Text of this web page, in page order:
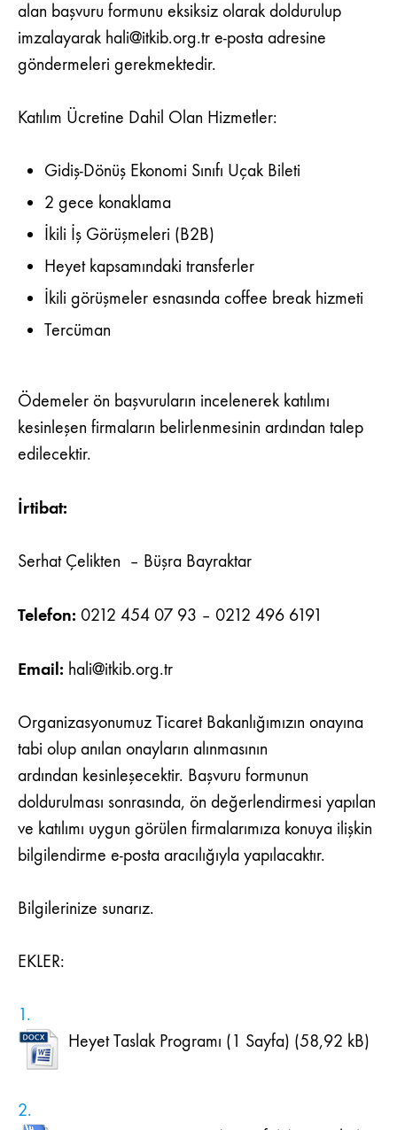
alan başvuru formunu eksiksiz olarak doldurulup
imzalayarak hali@itkib.org.tr e-posta adresine
göndermeleri gerekmektedir.
Katılım Ücretine Dahil Olan Hizmetler:
Gidiş-Dönüş Ekonomi Sınıfı Uçak Bileti
2 gece konaklama
İkili İş Görüşmeleri (B2B)
Heyet kapsamındaki transferler
İkili görüşmeler esnasında coffee break hizmeti
Tercüman
Ödemeler ön başvuruların incelenerek katılımı
kesinleşen firmaların belirlenmesinin ardından talep
edilecektir.
İrtibat:
Serhat Çelikten – Büşra Bayraktar
Telefon: 0212 454 07 93 – 0212 496 6191
Email: hali@itkib.org.tr
Organizasyonumuz Ticaret Bakanlığımızın onayına
tabi olup anılan onayların alınmasının
ardından kesinleşecektir. Başvuru formunun
doldurulması sonrasında, ön değerlendirmesi yapılan
ve katılımı uygun görülen firmalarımıza konuya ilişkin
bilgilendirme e-posta aracılığıyla yapılacaktır.
Bilgilerinize sunarız.
EKLER:
1.
Heyet Taslak Programı (1 Sayfa)
2.